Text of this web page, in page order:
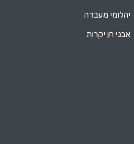
יהלומי מעבדה
אבני חן יקרות